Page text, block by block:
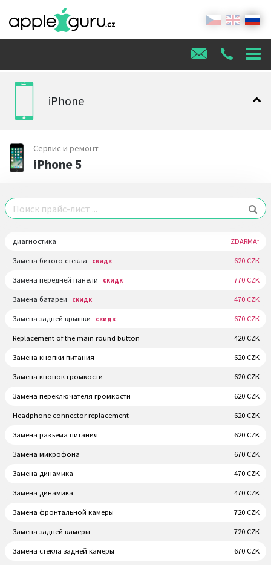
iPhone
Сервис и ремонт
iPhone 5
диагностика ZDARMA*
Замена битого стекла скидк 620 CZK
Замена передней панели скидк 770 CZK
Замена батареи скидк 470 CZK
Замена задней крышки скидк 670 CZK
Replacement of the main round button 420 CZK
Замена кнопки питания 620 CZK
Замена кнопок громкости 620 CZK
Замена переключателя громкости 620 CZK
Headphone connector replacement 620 CZK
Замена разъема питания 620 CZK
Замена микрофона 670 CZK
Замена динамика 470 CZK
Замена динамика 470 CZK
Замена фронтальной камеры 720 CZK
Замена задней камеры 720 CZK
Замена стекла задней камеры 670 CZK